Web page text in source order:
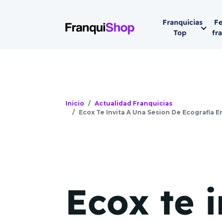
Franquicias
Top
IFEMA -
Municipal
España)
Lleva tu
Inicio
Actualidad Franquicias
Ecox Te Invita A Una Sesion De Ecografia
Ecox te